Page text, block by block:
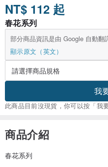
NT$ 112 起
春花系列
部分商品資訊是由 Google 自動翻
顯示原文（英文）
我
此商品目前沒現貨，你可以按「我
商品介紹
春花系列